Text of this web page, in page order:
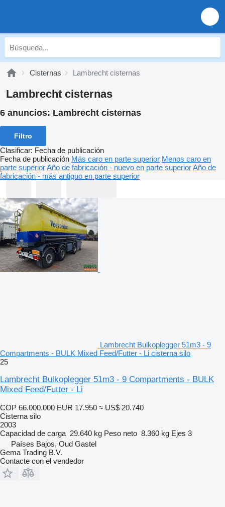
Cisternas Lambrecht cisternas
Lambrecht cisternas
6 anuncios: Lambrecht cisternas
Filtro
Clasificar: Fecha de publicación
Fecha de publicación Más caro en parte superior Menos caro en
parte superiorAño de fabricación - nuevo en parte superiorAño de
fabricación - más antiguo en parte superior
Lambrecht Bulkoplegger 51m3 - 9
Compartments - BULK Mixed Feed/Futter - Li cisterna silo
25
Lambrecht Bulkoplegger 51m3 - 9 Compartments - BULK
Mixed Feed/Futter - Li
COP 66.000.000 EUR 17.950 ≈ US$ 20.740
Cisterna silo
2003
Capacidad de carga 29.640 kg Peso neto 8.360 kg Ejes 3
Países Bajos, Oud Gastel
Gema Trading B.V.
Contacte con el vendedor